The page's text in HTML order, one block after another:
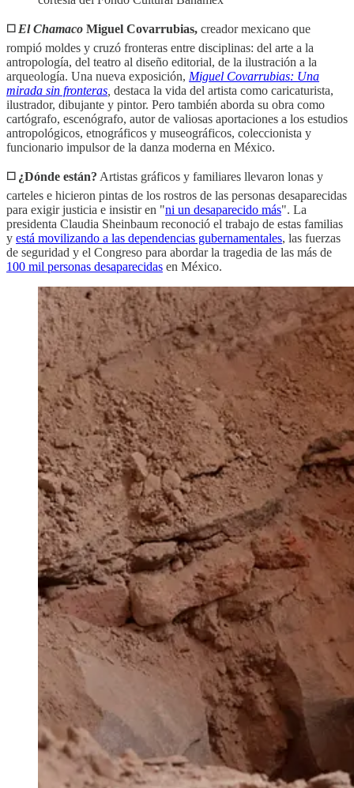
◻️ El Chamaco Miguel Covarrubias, creador mexicano que
rompió moldes y cruzó fronteras entre disciplinas: del arte a la
antropología, del teatro al diseño editorial, de la ilustración a la
arqueología. Una nueva exposición, Miguel Covarrubias: Una
mirada sin fronteras destaca la vida del artista como caricaturista,
ilustrador, dibujante y pintor. Pero también aborda su obra como
cartógrafo, escenógrafo, autor de valiosas aportaciones a los estudios
antropológicos, etnográficos y museográficos, coleccionista y
funcionario impulsor de la danza moderna en México.
◻️ ¿Dónde están? Artistas gráficos y familiares llevaron lonas y
carteles e hicieron pintas de los rostros de las personas desaparecidas
para exigir justicia e insistir en "ni un desaparecido más". La
presidenta Claudia Sheinbaum reconoció el trabajo de estas familias
y está movilizando a las dependencias gubernamentales, las fuerzas
de seguridad y el Congreso para abordar la tragedia de las más de
100 mil personas desaparecidas en México.